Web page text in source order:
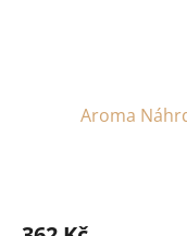
Aroma